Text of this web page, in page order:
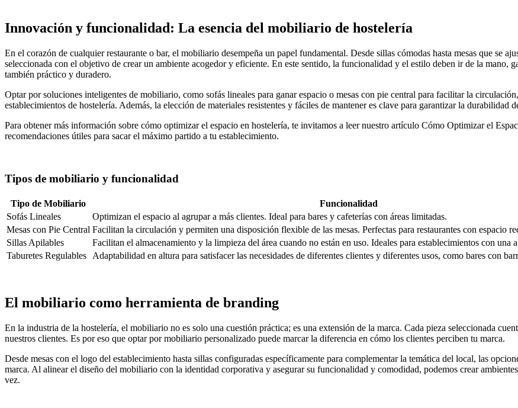
Innovación y funcionalidad: La esencia del mobiliario de hostelería
En el corazón de cualquier restaurante o bar, el mobiliario desempeña un papel fundamental. Desde sillas cómodas hasta mesas que se
seleccionada con el objetivo de crear un ambiente acogedor y eficiente. En este sentido, la funcionalidad y el estilo deben ir de la mano,
también práctico y duradero.
Optar por soluciones inteligentes de mobiliario, como sofás lineales para ganar espacio o mesas con pie central para facilitar la
establecimientos de hostelería. Además, la elección de materiales resistentes y fáciles de mantener es clave para garantizar la
Para obtener más información sobre cómo optimizar el espacio en hostelería, te invitamos a leer nuestro artículo Cómo Optimizar el
recomendaciones útiles para sacar el máximo partido a tu establecimiento.
Tipos de mobiliario y funcionalidad
Tipo de Mobiliario
Funcionalidad
Sofás Lineales
Optimizan el espacio al agrupar a más clientes. Ideal para bares y cafeterías con áreas limitadas.
Mesas con Pie Central Facilitan la circulación y permiten una disposición flexible de las mesas. Perfectas para restaurantes con espacio
Sillas Apilables
Facilitan el almacenamiento y la limpieza del área cuando no están en uso. Ideales para establecimientos con una
Taburetes Regulables
Adaptabilidad en altura para satisfacer las necesidades de diferentes clientes y diferentes usos, como bares con
El mobiliario como herramienta de branding
En la industria de la hostelería, el mobiliario no es solo una cuestión práctica; es una extensión de la marca. Cada pieza seleccionada
nuestros clientes. Es por eso que optar por mobiliario personalizado puede marcar la diferencia en cómo los clientes perciben tu marca.
Desde mesas con el logo del establecimiento hasta sillas configuradas específicamente para complementar la temática del local, las
marca. Al alinear el diseño del mobiliario con la identidad corporativa y asegurar su funcionalidad y comodidad, podemos crear
vez.